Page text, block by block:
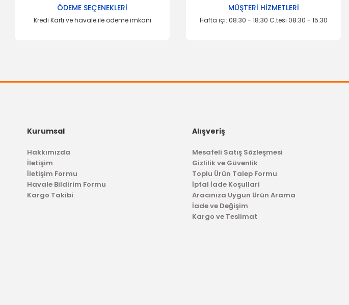
Fiesta Fusion 1.6 Tdci
TL
Maf Sensörü (Turbo Basınç) Fiesta Fusion 1.4 Tdci
1.399,00 TL
ÖDEME SEÇENEKLERİ
Kredi Kartı ve havale ile ödeme imkanı
MÜŞTERİ HİZMETLERİ
Hafta içi: 08:30 - 18:30 C.tesi 08:30 - 15:30
Kurumsal
Hakkımızda
İletişim
İletişim Formu
Havale Bildirim Formu
Kargo Takibi
Alışveriş
Mesafeli Satış Sözleşmesi
Gizlilik ve Güvenlik
Toplu Ürün Talep Formu
İptal İade Koşullari
Aracınıza Uygun Ürün Arama
İade ve Değişim
Kargo ve Teslimat